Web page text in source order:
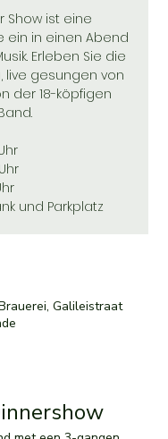
Show ist eine
ein in einen Abend
Erleben Sie die
live gesungen von
der 18-köpfigen
und Parkplatz
Galileistraat